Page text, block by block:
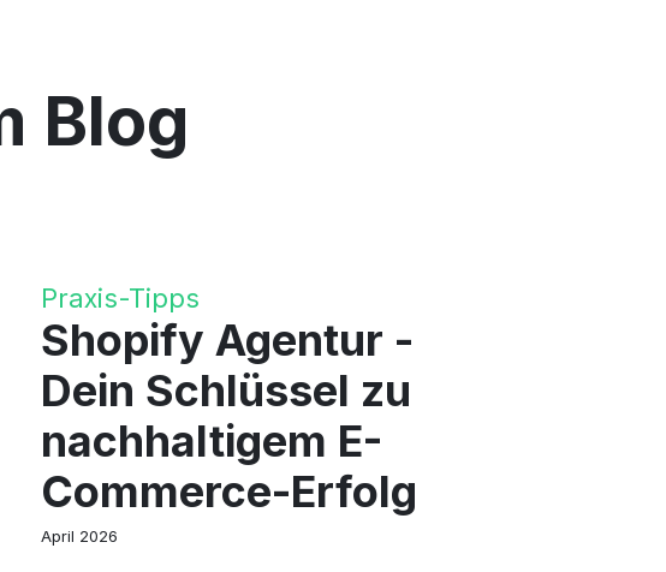
Blog
Praxis-Tipps
Shopify Agentur -
Dein Schlüssel zu
nachhaltigem E-
Commerce-Erfolg
April 2026